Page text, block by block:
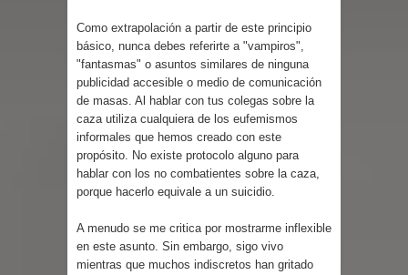
Como extrapolación a partir de este principio
básico, nunca debes referirte a "vampiros",
"fantasmas" o asuntos similares de ninguna
publicidad accesible o medio de comunicación
de masas. Al hablar con tus colegas sobre la
caza utiliza cualquiera de los eufemismos
informales que hemos creado con este
propósito. No existe protocolo alguno para
hablar con los no combatientes sobre la caza,
porque hacerlo equivale a un suicidio.
A menudo se me critica por mostrarme inflexible
en este asunto. Sin embargo, sigo vivo
mientras que muchos indiscretos han gritado